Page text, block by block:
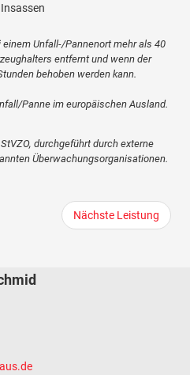
Unfall-/Pannenort mehr als 40
entfernt und wenn der
behoben werden kann.
Panne im europäischen Ausland.
durchgeführt durch externe
Überwachungs­organisationen.
Nächste Leistung